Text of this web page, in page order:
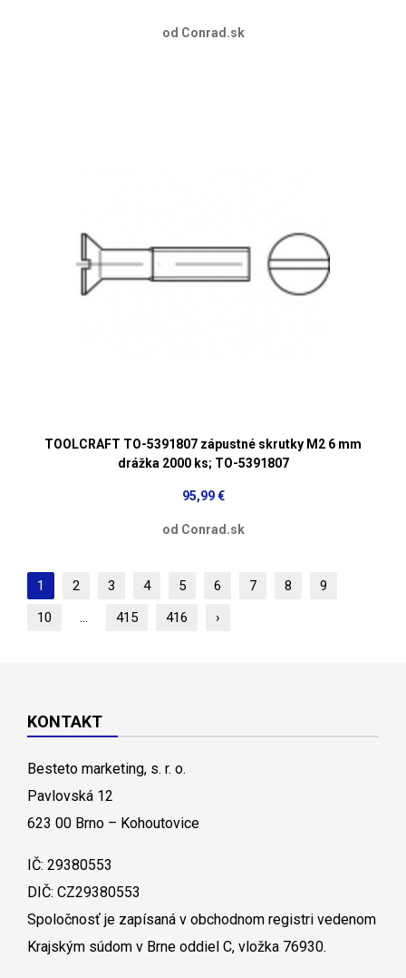
od Conrad.sk
TOOLCRAFT TO-5391807 zápustné skrutky M2 6 mm
drážka 2000 ks; TO-5391807
95,99 €
od Conrad.sk
1 2 3 4 5 6 7 8
9
10
... 415 416 ›
KONTAKT
Besteto marketing, s. r. o.
Pavlovská 12
623 00 Brno – Kohoutovice
IČ: 29380553
DIČ: CZ29380553
Spoločnosť je zapísaná v obchodnom registri vedenom
Krajským súdom v Brne oddiel C, vložka 76930.